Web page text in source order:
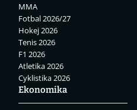
MMA
Fotbal 2026/27
Hokej 2026
Tenis 2026
F1 2026
Atletika 2026
Cyklistika 2026
Ekonomika